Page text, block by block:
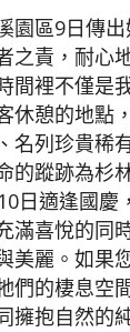
園區9日傳
之責，耐心
間裡不僅是
休憩的地點
名列珍貴稀
的蹤跡為杉
日適逢國慶
滿喜悅的同
美麗。如果
們的棲息空
擁抱自然的